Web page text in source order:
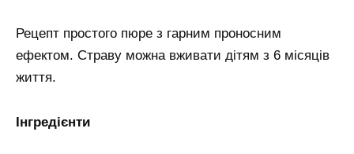
Рецепт простого пюре з гарним проносним
ефектом. Страву можна вживати дітям з 6 місяців
життя.
Інгредієнти